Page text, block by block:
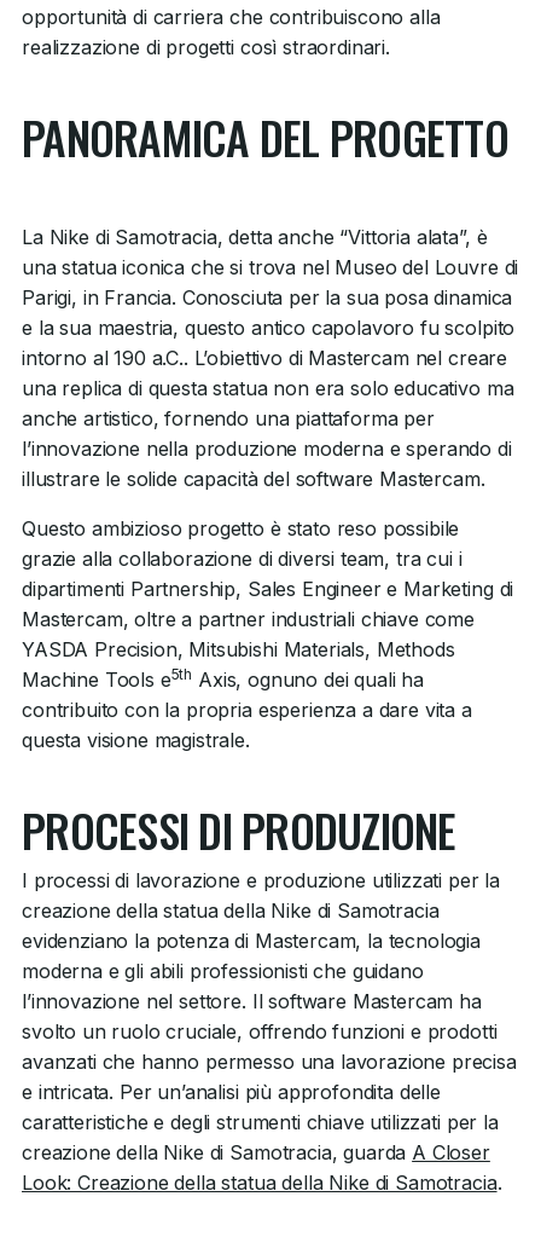
opportunità di carriera che contribuiscono alla
realizzazione di progetti così straordinari.
PANORAMICA DEL PROGETTO
La Nike di Samotracia, detta anche “Vittoria alata”, è
una statua iconica che si trova nel Museo del Louvre di
Parigi, in Francia. Conosciuta per la sua posa dinamica
e la sua maestria, questo antico capolavoro fu scolpito
intorno al 190 a.C.. L’obiettivo di Mastercam nel creare
una replica di questa statua non era solo educativo ma
anche artistico, fornendo una piattaforma per
l’innovazione nella produzione moderna e sperando di
illustrare le solide capacità del software Mastercam.
Questo ambizioso progetto è stato reso possibile
grazie alla collaborazione di diversi team, tra cui i
dipartimenti Partnership, Sales Engineer e Marketing di
Mastercam, oltre a partner industriali chiave come
YASDA Precision, Mitsubishi Materials, Methods
Machine Tools e5th Axis, ognuno dei quali ha
contribuito con la propria esperienza a dare vita a
questa visione magistrale.
PROCESSI DI PRODUZIONE
I processi di lavorazione e produzione utilizzati per la
creazione della statua della Nike di Samotracia
evidenziano la potenza di Mastercam, la tecnologia
moderna e gli abili professionisti che guidano
l’innovazione nel settore. Il software Mastercam ha
svolto un ruolo cruciale, offrendo funzioni e prodotti
avanzati che hanno permesso una lavorazione precisa
e intricata. Per un’analisi più approfondita delle
caratteristiche e degli strumenti chiave utilizzati per la
creazione della Nike di Samotracia, guarda A Closer
Look: Creazione della statua della Nike di Samotracia.